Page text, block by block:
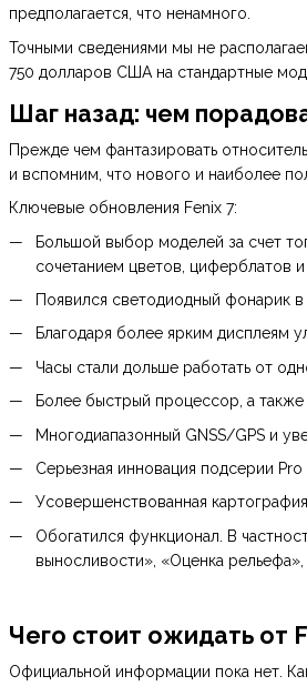
предполагается, что ненамного.
Точными сведениями мы не
750 долларов США на стандартные
Шаг назад: чем
Прежде чем фантазировать
и вспомним, что нового и наиболее
Ключевые обновления Fenix 7:
Большой выбор моделей за счет
сочетанием цветов, циферблатов
Появился светодиодный фонарик в
Благодаря более ярким дисплеям
Часы стали дольше работать от
Более быстрый процессор, а
Многодиапазонный GNSS/GPS и
Серьезная инновация подсерии
Усовершенствованная
Обогатился функционал. В
выносливости», «Оценка
Чего стоит ожидать от
Официальной информации пока нет.